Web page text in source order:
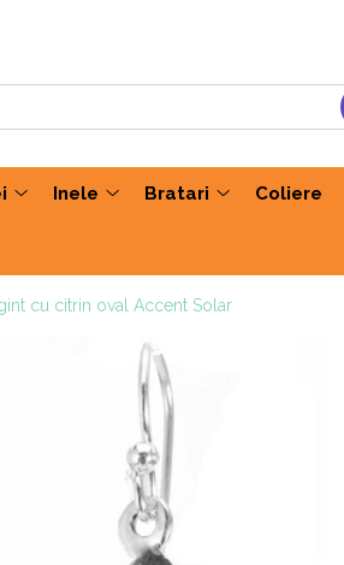
Inele Bratari Coliere
cu citrin oval Accent Solar